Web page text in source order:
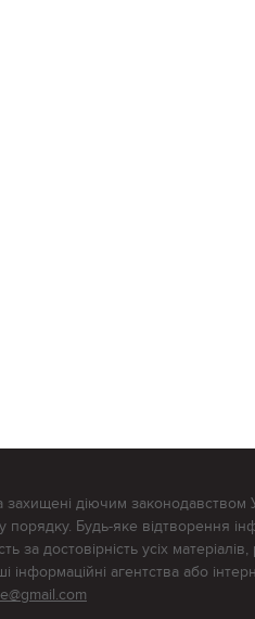
діючим законодавством
Будь-яке відтворення
за достовірність усіх
інформаційні агентства або